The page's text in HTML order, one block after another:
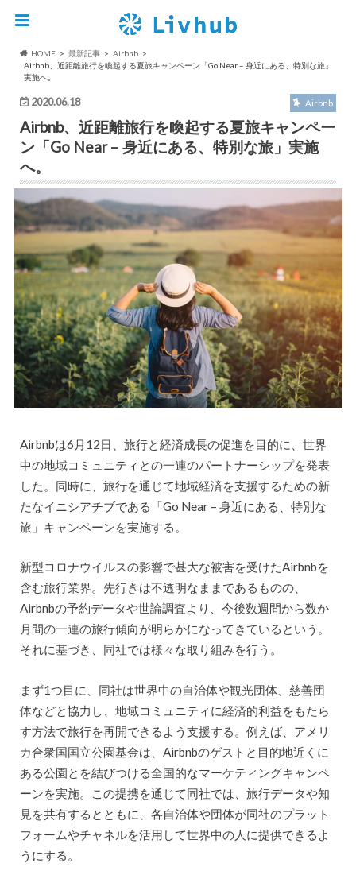
HOME 最新記事
Airbnb
Airbnb、近距離旅行を喚起する夏旅キャンペーン「Go Near – 身近にある、特別な旅」
実施へ。
2020.06.18 Airbnb
Airbnb、近距離旅行を喚起する夏旅キャンペー
ン「Go Near – 身近にある、特別な旅」実施
へ。
Airbnbは6⽉12⽇、旅⾏と経済成⻑の促進を目的に、世界
中の地域コミュニティとの⼀連のパートナーシップを発表
した。同時に、旅⾏を通じて地域経済を⽀援するための新
たなイニシアチブである「Go Near – 身近にある、特別な
旅」キャンペーンを実施する。
新型コロナウイルスの影響で甚大な被害を受けたAirbnbを
含む旅⾏業界。先⾏きは不透明なままであるものの、
Airbnbの予約データや世論調査より、今後数週間から数か
⽉間の⼀連の旅⾏傾向が明らかになってきているという。
それに基づき、同社では様々な取り組みを行う。
まず1つ目に、同社は世界中の⾃治体や観光団体、慈善団
体などと協力し、地域コミュニティに経済的利益をもたら
す⽅法で旅⾏を再開できるよう⽀援する。例えば、アメリ
カ合衆国国⽴公園基⾦は、Airbnbのゲストと⽬的地近くに
ある公園とを結びつける全国的なマーケティングキャンペ
ーンを実施。この提携を通じて同社では、旅⾏データや知
⾒を共有するとともに、各⾃治体や団体が同社のプラット
フォームやチャネルを活⽤して世界中の⼈に提供できるよ
うにする。